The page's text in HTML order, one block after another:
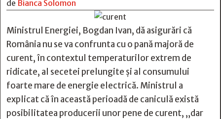
de Bianca Solomon
Ministrul Energiei, Bogdan Ivan, dă asigurări că
România nu se va confrunta cu o pană majoră de
curent, în contextul temperaturilor extrem de
ridicate, al secetei prelungite şi al consumului
foarte mare de energie electrică. Ministrul a
explicat că în această perioadă de caniculă există
posibilitatea producerii unor pene de curent, „dar